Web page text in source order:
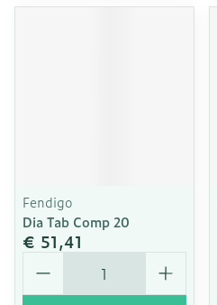
Fendigo
Dia Tab Comp 20
€ 51,41
Aantal